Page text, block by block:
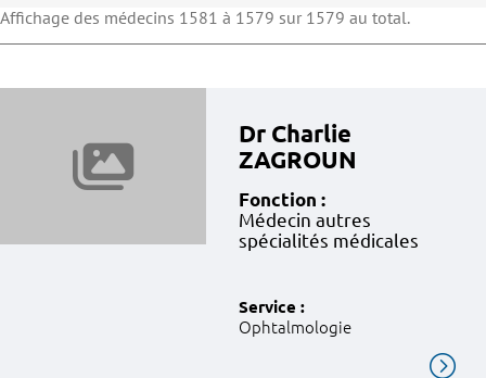
Affichage des médecins 1581 à 1579 sur 1579 au total.
Dr Charlie
ZAGROUN
Fonction :
Médecin autres
spécialités médicales
Service :
Ophtalmologie